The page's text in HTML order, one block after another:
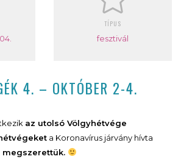
TÍPUS
fesztivál
4. – OKTÓBER 2-4.
az utolsó Völgyhétvége
a Koronavírus járvány hívta